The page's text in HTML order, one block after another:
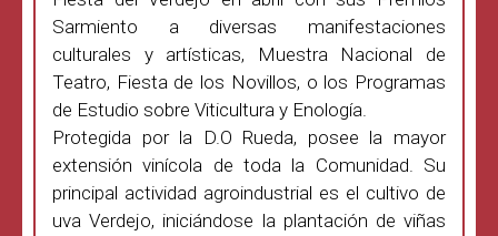
Sarmiento a diversas manifestaciones
culturales y artísticas, Muestra Nacional de
Teatro, Fiesta de los Novillos, o los Programas
de Estudio sobre Viticultura y Enología.
Protegida por la D.O Rueda, posee la mayor
extensión vinícola de toda la Comunidad. Su
principal actividad agroindustrial es el cultivo de
uva Verdejo, iniciándose la plantación de viñas